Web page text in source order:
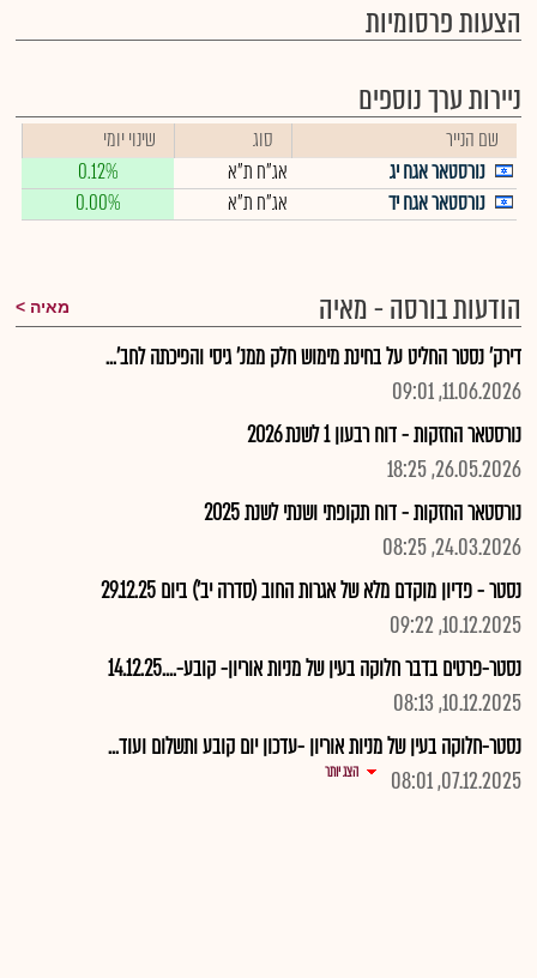
הצעות פרסומיות
ניירות ערך נוספים
שם הנייר סוג
שינוי יומי
נורסטאר אגח יג
אג"ח ת"א
0.12%
נורסטאר אגח יד
אג"ח ת"א 0.00%
הודעות בורסה - מאיה מאיה
דירק' נסטר החליט על בחינת מימוש חלק ממנ' גיסי והפיכתה לחב'...
11.06.2026, 09:01
נורסטאר החזקות - דוח רבעון 1 לשנת 2026
26.05.2026, 18:25
נורסטאר החזקות - דוח תקופתי ושנתי לשנת 2025
24.03.2026, 08:25
נסטר - פדיון מוקדם מלא של אגרות החוב (סדרה יב') ביום 29.12.25
10.12.2025, 09:22
נסטר-פרטים בדבר חלוקה בעין של מניות אוריון- קובע-....14.12.25
10.12.2025, 08:13
נסטר-חלוקה בעין של מניות אוריון -עדכון יום קובע ותשלום ועוד...
07.12.2025, 08:01
הצג יותר